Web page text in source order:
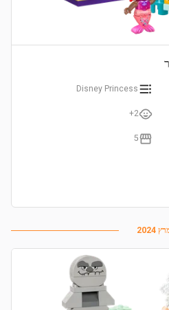
Disney Princess
2+
5
2024